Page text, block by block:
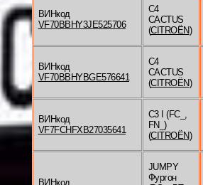
ВИНкод
VF70BBHY3JE525706
C4
CACTUS
(CITROËN)
ВИНкод
VF70BBHYBGE576641
C4
CACTUS
(CITROËN)
ВИНкод
VF7FCHFXB27035641
C3 I (FC_,
FN_)
(CITROËN)
ВИНкод
JUMPY
Фургон